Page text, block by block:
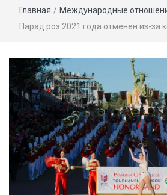
Главная / Международные
Парад роз 2021 года отменен из-за